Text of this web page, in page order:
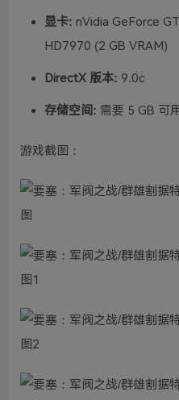
显卡: nVidia GeForce
HD7970 (2 GB VRAM)
DirectX 版本: 9.0c
存储空间: 需要 5 GB 可
游戏截图：